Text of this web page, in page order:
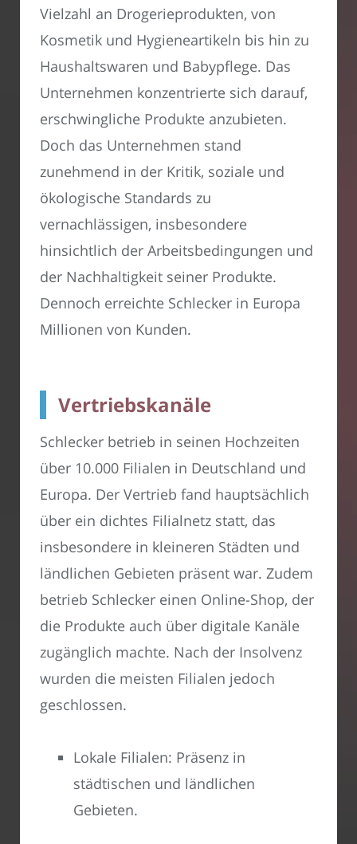
Vielzahl an Drogerieprodukten, von
Kosmetik und Hygieneartikeln bis hin zu
Haushaltswaren und Babypflege. Das
Unternehmen konzentrierte sich darauf,
erschwingliche Produkte anzubieten.
Doch das Unternehmen stand
zunehmend in der Kritik, soziale und
ökologische Standards zu
vernachlässigen, insbesondere
hinsichtlich der Arbeitsbedingungen und
der Nachhaltigkeit seiner Produkte.
Dennoch erreichte Schlecker in Europa
Millionen von Kunden.
Vertriebskanäle
Schlecker betrieb in seinen Hochzeiten
über 10.000 Filialen in Deutschland und
Europa. Der Vertrieb fand hauptsächlich
über ein dichtes Filialnetz statt, das
insbesondere in kleineren Städten und
ländlichen Gebieten präsent war. Zudem
betrieb Schlecker einen Online-Shop, der
die Produkte auch über digitale Kanäle
zugänglich machte. Nach der Insolvenz
wurden die meisten Filialen jedoch
geschlossen.
Lokale Filialen: Präsenz in
städtischen und ländlichen
Gebieten.